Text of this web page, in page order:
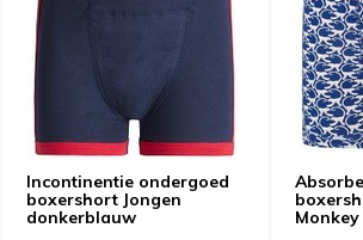
Incontinentie ondergoed
boxershort Jongen
donkerblauw
Monkey